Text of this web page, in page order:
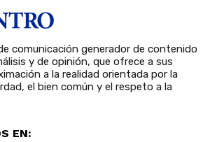
comunicación generador de contenido
y de opinión, que ofrece a sus
a la realidad orientada por la
el bien común y el respeto a la
EN: